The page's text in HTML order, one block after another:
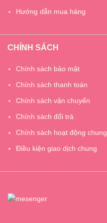
Hướng dẫn mua hàng
CHÍNH SÁCH
Chính sách bảo mật
Chính sách thanh toán
Chính sách vận chuyển
Chính sách đổi trả
Chính sách hoạt động chung
Điều kiện giao dịch chung